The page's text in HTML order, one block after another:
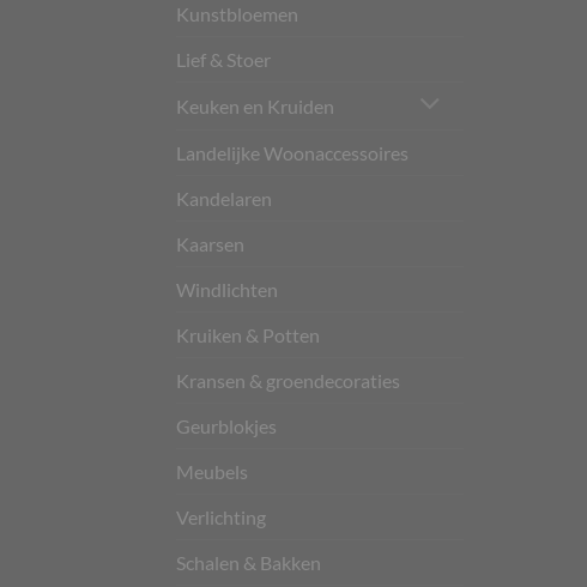
Kunstbloemen
Lief & Stoer
Keuken en Kruiden
Landelijke Woonaccessoires
Kandelaren
Kaarsen
Windlichten
Kruiken & Potten
Kransen & groendecoraties
Geurblokjes
Meubels
Verlichting
Schalen & Bakken